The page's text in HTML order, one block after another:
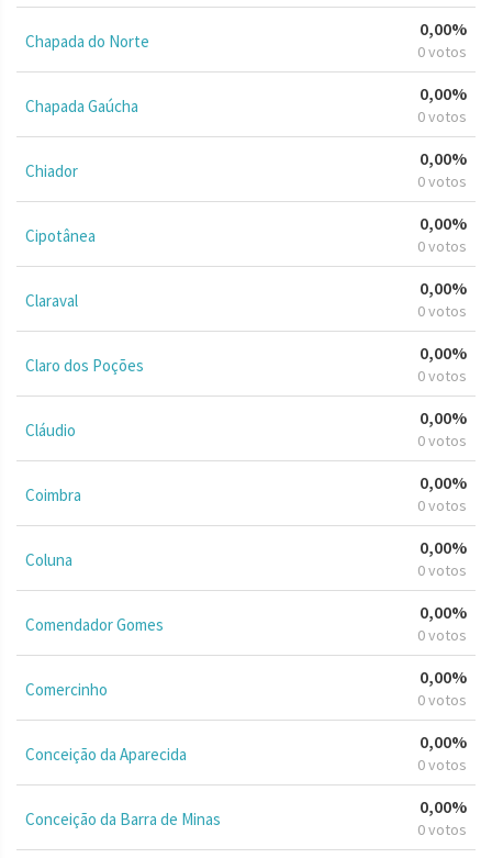
Chapada do Norte
0,00%
0 votos
Chapada Gaúcha
0,00%
0 votos
Chiador
0,00%
0 votos
Cipotânea
0,00%
0 votos
Claraval
0,00%
0 votos
Claro dos Poções
0,00%
0 votos
Cláudio
0,00%
0 votos
Coimbra
0,00%
0 votos
Coluna
0,00%
0 votos
Comendador Gomes
0,00%
0 votos
Comercinho
0,00%
0 votos
Conceição da Aparecida
0,00%
0 votos
Conceição da Barra de Minas
0,00%
0 votos